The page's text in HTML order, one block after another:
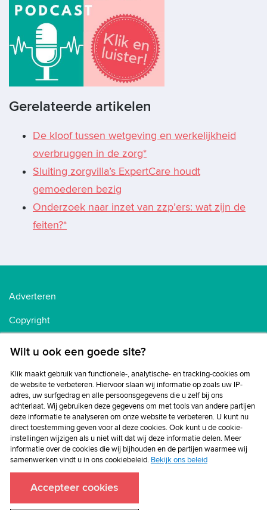
Gerelateerde artikelen
De kloof tussen wetgeving en werkelijkheid
overbruggen in de zorg*
Sluiting zorgvilla’s ExpertCare houdt
gemoederen bezig
Onderzoek naar inzet van zzp’ers: wat zijn de
feiten?*
Adverteren
Copyright
Privacybeleid
Disclaimer
Wilt u ook een goede site?
Klik maakt gebruik van functionele-, analytische- en tracking-cookies om
de website te verbeteren. Hiervoor slaan wij informatie op zoals uw IP-
adres, uw surfgedrag en alle persoonsgegevens die u zelf bij ons
achterlaat. Wij gebruiken deze gegevens om met tools van andere partijen
deze informatie te analyseren om onze website te verbeteren. U kunt nu
direct toestemming geven voor al deze cookies. Ook kunt u de cookie-
instellingen wijzigen als u niet wilt dat wij deze informatie delen. Meer
informatie over de cookies die wij bijhouden en de partijen waarmee wij
samenwerken vindt u in ons cookiebeleid. Bekijk ons beleid
Accepteer cookies